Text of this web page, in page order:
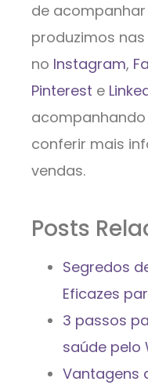
de
produzimos
no Instagram,
Pinterest e
acompanhando
conferir mais
vendas.
Posts
Segredos
Eficazes
3 passos
saúde pelo
Vantagens